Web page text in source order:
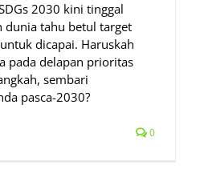
2030 kini tinggal
dunia tahu betul target
dicapai. Haruskah
pada delapan prioritas
sembari
pasca-2030?
0